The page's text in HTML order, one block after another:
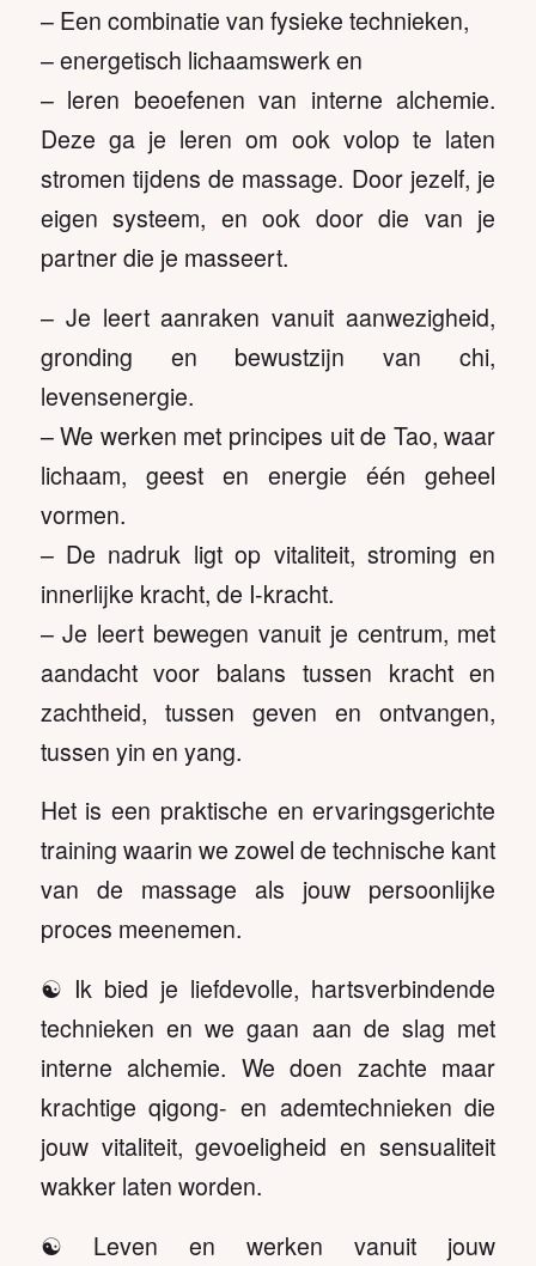
– Een combinatie van fysieke technieken,
– energetisch lichaamswerk en
– leren beoefenen van interne alchemie.
Deze ga je leren om ook volop te laten
stromen tijdens de massage. Door jezelf, je
eigen systeem, en ook door die van je
partner die je masseert.
– Je leert aanraken vanuit aanwezigheid,
gronding en bewustzijn van chi,
levensenergie.
– We werken met principes uit de Tao, waar
lichaam, geest en energie één geheel
vormen.
– De nadruk ligt op vitaliteit, stroming en
innerlijke kracht, de I-kracht.
– Je leert bewegen vanuit je centrum, met
aandacht voor balans tussen kracht en
zachtheid, tussen geven en ontvangen,
tussen yin en yang.
Het is een praktische en ervaringsgerichte
training waarin we zowel de technische kant
van de massage als jouw persoonlijke
proces meenemen.
☯️ Ik bied je liefdevolle, hartsverbindende
technieken en we gaan aan de slag met
interne alchemie. We doen zachte maar
krachtige qigong- en ademtechnieken die
jouw vitaliteit, gevoeligheid en sensualiteit
wakker laten worden.
☯️ Leven en werken vanuit jouw